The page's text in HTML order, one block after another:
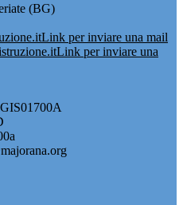
(BG)
Link per inviare una mail
Link per inviare una